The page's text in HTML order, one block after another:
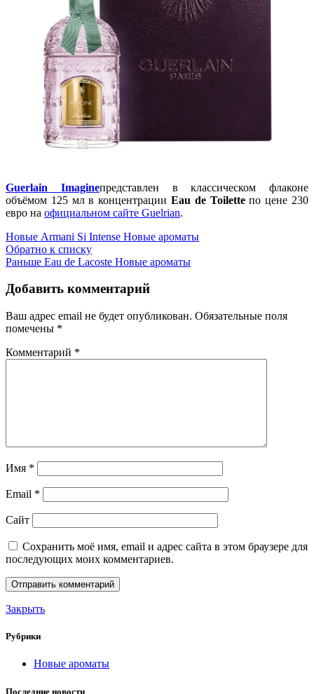
Guerlain Imagineпредставлен в классическом флаконе
объёмом 125 мл в концентрации Eau de Toiletteпо цене 230
евро на официальном сайте Guelrian.
Новые Armani Si Intense Новые ароматы
Обратно к списку
Раньше Eau de Lacoste Новые ароматы
Добавить комментарий
Ваш адрес email не будет опубликован. Обязательные поля
помечены *
Комментарий *
Имя *
Email *
Сайт
Сохранить моё имя, email и адрес сайта в этом браузере для
последующих моих комментариев.
Закрыть
Рубрики
Новые ароматы
Последние новости